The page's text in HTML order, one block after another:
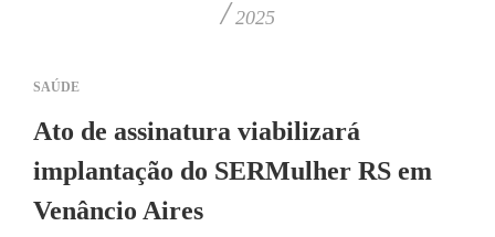
/ 2025
SAÚDE
Ato de assinatura viabilizará
implantação do SERMulher RS em
Venâncio Aires